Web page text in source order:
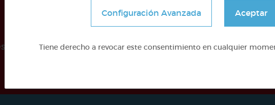
de este proyecto ha sido posible gracias al
Configuración Avanzada Aceptar
Tiene derecho a revocar este consentimiento en cualquier